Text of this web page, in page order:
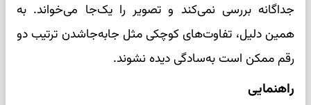
جداگانه بررسی نمی‌کند و تصویر را یک‌جا می‌خواند. به
همین دلیل، تفاوت‌های کوچکی مثل جابه‌جاشدن ترتیب دو
رقم ممکن است به‌سادگی دیده نشوند.
راهنمایی